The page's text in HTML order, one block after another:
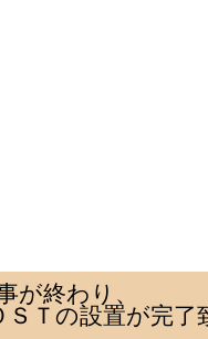
が終わり、
Ｔの設置が完了